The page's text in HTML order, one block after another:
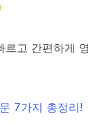
르고 간편하게
7가지 총정리!